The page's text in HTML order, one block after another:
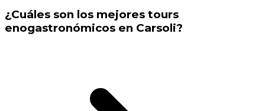
¿Cuáles son los mejores tours
enogastronómicos en Carsoli?